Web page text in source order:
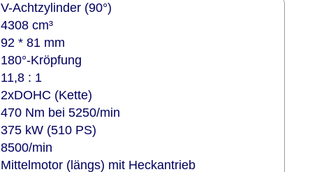
V-Achtzylinder (90°)
4308 cm³
92 * 81 mm
180°-Kröpfung
11,8 : 1
2xDOHC (Kette)
470 Nm bei 5250/min
375 kW (510 PS)
8500/min
Mittelmotor (längs) mit Heckantrieb